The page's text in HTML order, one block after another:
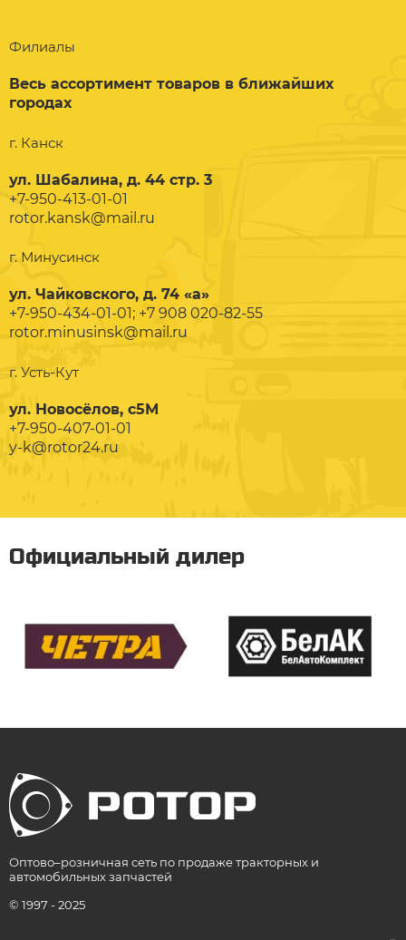
Филиалы
Весь ассортимент товаров в ближайших
городах
г. Канск
ул. Шабалина, д. 44 стр. 3
+7-950-413-01-01
rotor.kansk@mail.ru
г. Минусинск
ул. Чайковского, д. 74 «а»
+7-950-434-01-01; +7 908 020-82-55
rotor.minusinsk@mail.ru
г. Усть-Кут
ул. Новосёлов, с5М
+7-950-407-01-01
y-k@rotor24.ru
Официальный дилер
Оптово–розничная сеть по продаже тракторных и
автомобильных запчастей
© 1997 - 2025